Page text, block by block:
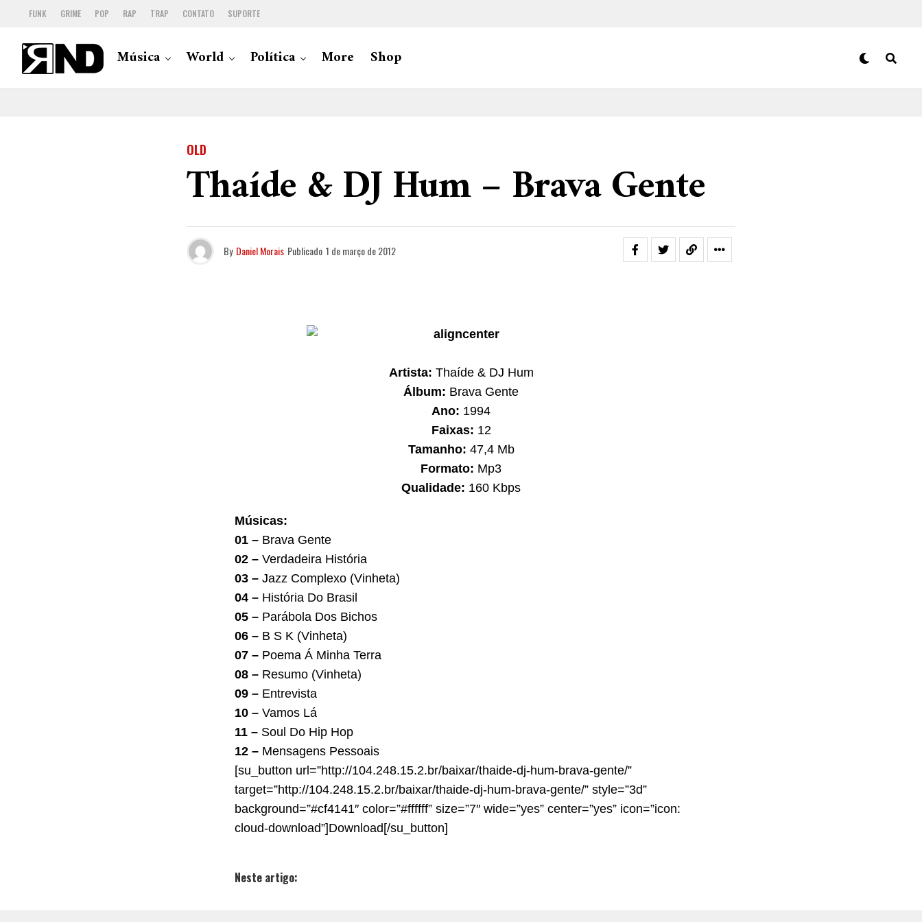
FUNK GRIME POP RAP TRAP CONTATO SUPORTE
Música World Política More Shop
OLD
Thaíde & DJ Hum – Brava Gente
By Daniel Morais Publicado 1 de março de 2012
Artista: Thaíde & DJ Hum
Álbum: Brava Gente
Ano: 1994
Faixas: 12
Tamanho: 47,4 Mb
Formato: Mp3
Qualidade: 160 Kbps
Músicas:
01 – Brava Gente
02 – Verdadeira História
03 – Jazz Complexo (Vinheta)
04 – História Do Brasil
05 – Parábola Dos Bichos
06 – B S K (Vinheta)
07 – Poema Á Minha Terra
08 – Resumo (Vinheta)
09 – Entrevista
10 – Vamos Lá
11 – Soul Do Hip Hop
12 – Mensagens Pessoais
[su_button url=”http://104.248.15.2.br/baixar/thaide-dj-hum-brava-gente/”
target=”http://104.248.15.2.br/baixar/thaide-dj-hum-brava-gente/” style=”3d”
background=”#cf4141″ color=”#ffffff” size=”7″ wide=”yes” center=”yes” icon=”icon:
cloud-download”]Download[/su_button]
Neste artigo: